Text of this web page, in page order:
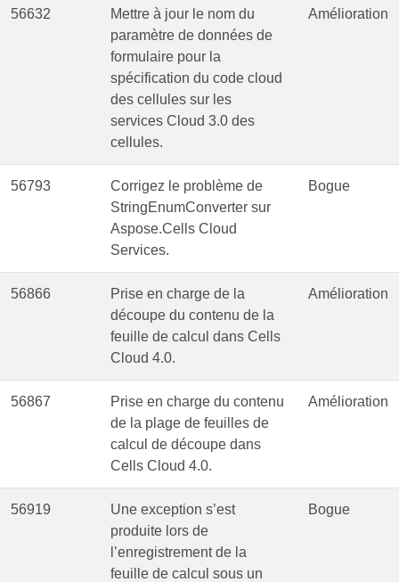
56632
Mettre à jour le nom du
paramètre de données de
formulaire pour la
spécification du code cloud
des cellules sur les
services Cloud 3.0 des
cellules.
Amélioration
56793
Corrigez le problème de
StringEnumConverter sur
Aspose.Cells Cloud
Services.
Bogue
56866
Prise en charge de la
découpe du contenu de la
feuille de calcul dans Cells
Cloud 4.0.
Amélioration
56867
Prise en charge du contenu
de la plage de feuilles de
calcul de découpe dans
Cells Cloud 4.0.
Amélioration
56919
Une exception s’est
produite lors de
l’enregistrement de la
feuille de calcul sous un
Bogue